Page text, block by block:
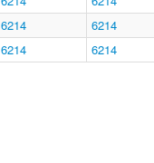
6214 6214
6214 6214